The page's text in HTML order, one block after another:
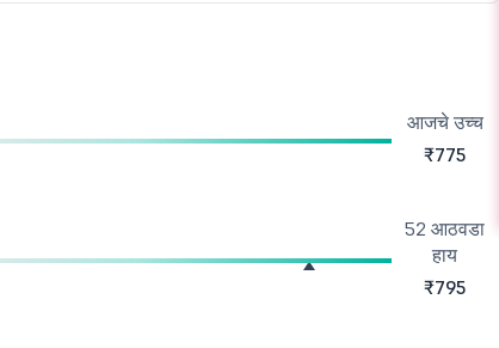
आजचे उच्च
₹775
52 आठवडा
हाय
₹795